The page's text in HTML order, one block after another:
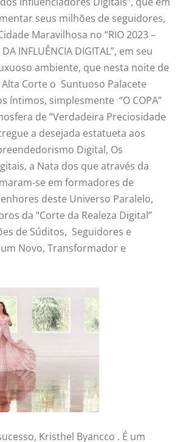
seus milhões de seguidores,
Maravilhosa no “RIO 2023 –
INFLUÊNCIA DIGITAL”, em seu
ambiente, que nesta noite de
Corte o Suntuoso Palacete
íntimos, simplesmente “O COPA”
de “Verdadeira Preciosidade
a desejada estatueta aos
Digital, Os
a Nata dos que através da
se em formadores de
deste Universo Paralelo,
da “Corte da Realeza Digital”
de Súditos, Seguidores e
Novo, Transformador e
Kristhel Byancco . É um